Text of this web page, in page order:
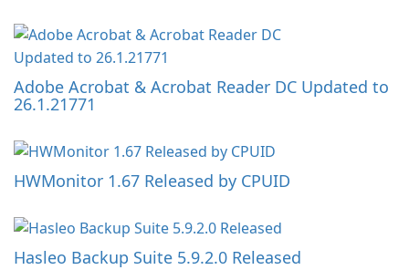
Adobe Acrobat & Acrobat Reader DC Updated to
26.1.21771
HWMonitor 1.67 Released by CPUID
Hasleo Backup Suite 5.9.2.0 Released